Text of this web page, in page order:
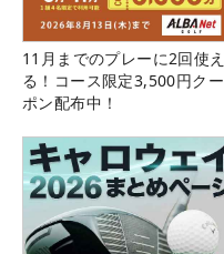
11月までのプレーに2回使え
る！コース限定3,500円クー
ポン配布中！